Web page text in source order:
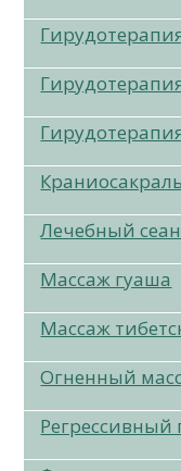
Лечебный
Массаж гуаша
Массаж
Огненный
Регрессивный